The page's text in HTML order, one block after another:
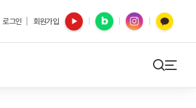
로그인 회원가입